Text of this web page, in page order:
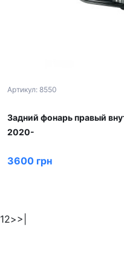
Артикул: 8550
Задний фонарь правый
2020-
3600 грн
12>>|